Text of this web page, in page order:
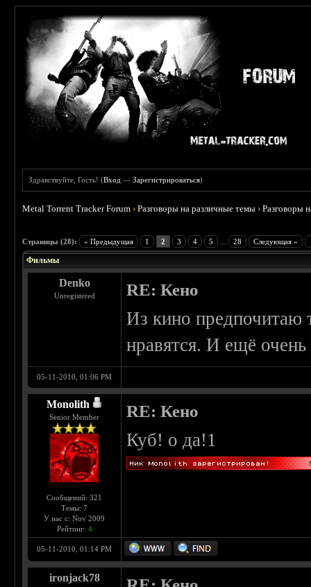
Здравствуйте, Гость! (Вход —Зарегистрироваться)
Metal Torrent Tracker Forum ›Разговоры на различные темы ›Разговоры
Страницы (28): « Предыдущая 1 2 3 4 5 28 Следующая »
Фильмы
Denko
Unregistered RE: Кено
Из кино
нравятся. И ещё
05-11-2010, 01:06 PM
Monolith
Senior Member
Сообщений: 321
Темы: 7
У нас с: Nov 2009
Рейтинг: 4
RE: Кено
Куб! о да!1
05-11-2010, 01:14 PM
ironjack78